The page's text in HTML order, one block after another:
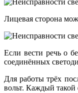
Лицевая сторона
Если вести речь о
соединённых
Для работы трёх
вольт. Каждый такой